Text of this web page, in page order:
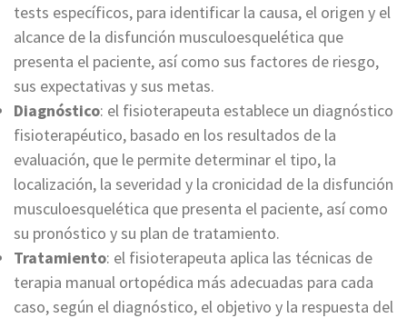
tests específicos, para identificar la causa, el origen y el
alcance de la disfunción musculoesquelética que
presenta el paciente, así como sus factores de riesgo,
sus expectativas y sus metas.
Diagnóstico: el fisioterapeuta establece un diagnóstico
fisioterapéutico, basado en los resultados de la
evaluación, que le permite determinar el tipo, la
localización, la severidad y la cronicidad de la disfunción
musculoesquelética que presenta el paciente, así como
su pronóstico y su plan de tratamiento.
Tratamiento: el fisioterapeuta aplica las técnicas de
terapia manual ortopédica más adecuadas para cada
caso, según el diagnóstico, el objetivo y la respuesta del